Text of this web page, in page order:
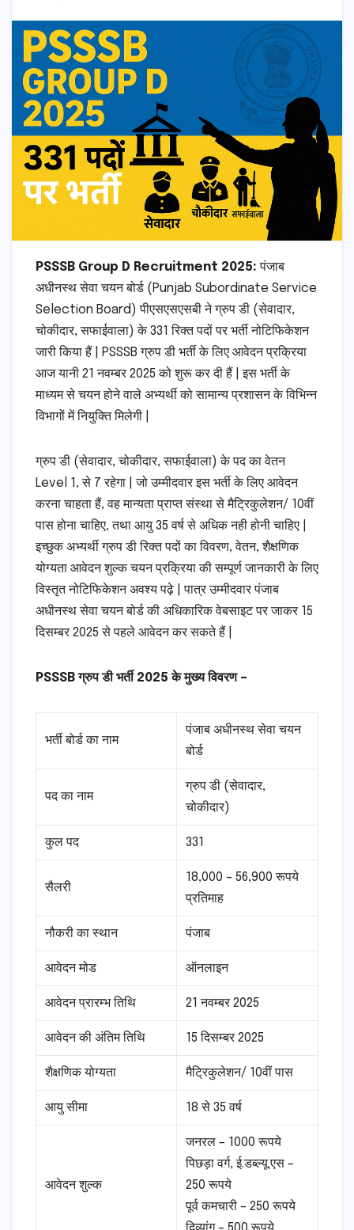
PSSSB Group D Recruitment 2025: पंजाब
अधीनस्थ सेवा चयन बोर्ड (Punjab Subordinate Service
Selection Board) पीएसएसएसबी ने ग्रुप डी (सेवादार,
चोकीदार, सफाईवाला) के 331 रिक्त पदों पर भर्ती नोटिफिकेशन
जारी किया हैं | PSSSB ग्रुप डी भर्ती के लिए आवेदन प्रक्रिया
आज यानी 21 नवम्बर 2025 को शुरू कर दी हैं | इस भर्ती के
माध्यम से चयन होने वाले अभ्यर्थी को सामान्य प्रशासन के विभिन्न
विभागों में नियुक्ति मिलेगी |
ग्रुप डी (सेवादार, चोकीदार, सफाईवाला) के पद का वेतन
Level 1, से 7 रहेगा | जो उम्मीदवार इस भर्ती के लिए आवेदन
करना चाहता हैं, वह मान्यता प्राप्त संस्था से मैट्रिकुलेशन/ 10वीं
पास होना चाहिए, तथा आयु 35 वर्ष से अधिक नही होनी चाहिए |
इच्छुक अभ्यर्थी ग्रुप डी रिक्त पदों का विवरण, वेतन, शैक्षणिक
योग्यता आवेदन शुल्क चयन प्रक्रिया की सम्पूर्ण जानकारी के लिए
विस्तृत नोटिफिकेशन अवश्य पढ़े | पात्र उम्मीदवार पंजाब
अधीनस्थ सेवा चयन बोर्ड की अधिकारिक वेबसाइट पर जाकर 15
दिसम्बर 2025 से पहले आवेदन कर सकते हैं |
PSSSB ग्रुप डी भर्ती 2025 के मुख्य विवरण –
भर्ती बोर्ड का नाम
पंजाब अधीनस्थ सेवा चयन
बोर्ड
पद का नाम
ग्रुप डी (सेवादार,
चोकीदार)
कुल पद 331
सैलरी
18,000 – 56,900 रूपये
प्रतिमाह
नौकरी का स्थान पंजाब
आवेदन मोड ऑनलाइन
आवेदन प्रारम्भ तिथि 21 नवम्बर 2025
आवेदन की अंतिम तिथि 15 दिसम्बर 2025
शैक्षणिक योग्यता मैट्रिकुलेशन/ 10वीं पास
आयु सीमा 18 से 35 वर्ष
आवेदन शुल्क
जनरल – 1000 रूपये
पिछड़ा वर्ग, ई.डब्ल्यू.एस –
250 रूपये
पूर्व कमचारी – 250 रूपये